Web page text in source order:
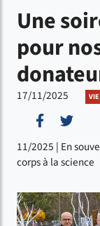
Une
pour
17/11/2025
Partager
11/2025 | En
corps à la science